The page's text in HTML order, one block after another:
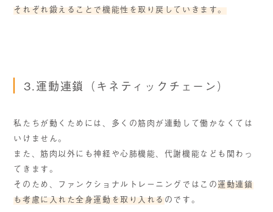
それぞれ鍛えることで機能性を取り戻していきます。
3.運動連鎖（キネティックチェーン）
私たちが動くためには、多くの筋肉が連動して働かなくては
いけません。
また、筋肉以外にも神経や心肺機能、代謝機能なども関わっ
てきます。
そのため、ファンクショナルトレーニングではこの運動連鎖
も考慮に入れた全身運動を取り入れるのです。